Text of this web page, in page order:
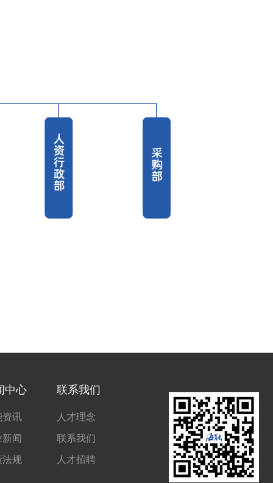
中心
资讯
闻
法规
联系我们
人才理念
联系我们
人才招聘